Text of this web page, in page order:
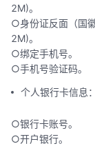
2M)。
○身份证反面（国
2M)。
○绑定手机号。
○手机号验证码。
个人银行卡信息：
○银行卡账号。
○开户银行。